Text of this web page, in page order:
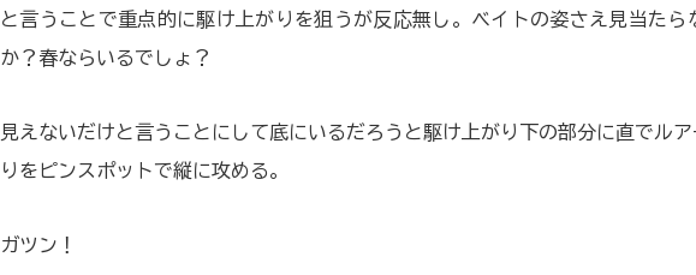
と言うことで重点的に駆け上がりを狙うが反応無し。ベイトの姿さえ見当た
か？春ならいるでしょ？
見えないだけと言うことにして底にいるだろうと駆け上がり下の部分に直でル
りをピンスポットで縦に攻める。
ガツン！